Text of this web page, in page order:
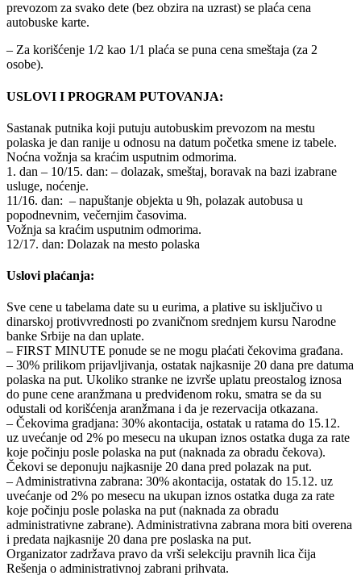
prevozom za svako dete (bez obzira na uzrast) se plaća cena
autobuske karte.
– Za korišćenje 1/2 kao 1/1 plaća se puna cena smeštaja (za 2
osobe).
USLOVI I PROGRAM PUTOVANJA:
Sastanak putnika koji putuju autobuskim prevozom na mestu
polaska je dan ranije u odnosu na datum početka smene iz tabele.
Noćna vožnja sa kraćim usputnim odmorima.
1. dan – 10/15. dan: – dolazak, smeštaj, boravak na bazi izabrane
usluge, noćenje.
11/16. dan: – napuštanje objekta u 9h, polazak autobusa u
popodnevnim, večernjim časovima.
Vožnja sa kraćim usputnim odmorima.
12/17. dan: Dolazak na mesto polaska
Uslovi plaćanja:
Sve cene u tabelama date su u eurima, a plative su isključivo u
dinarskoj protivvrednosti po zvaničnom srednjem kursu Narodne
banke Srbije na dan uplate.
– FIRST MINUTE ponude se ne mogu plaćati čekovima građana.
– 30% prilikom prijavljivanja, ostatak najkasnije 20 dana pre datuma
polaska na put. Ukoliko stranke ne izvrše uplatu preostalog iznosa
do pune cene aranžmana u predviđenom roku, smatra se da su
odustali od korišćenja aranžmana i da je rezervacija otkazana.
– Čekovima gradjana: 30% akontacija, ostatak u ratama do 15.12.
uz uvećanje od 2% po mesecu na ukupan iznos ostatka duga za rate
koje počinju posle polaska na put (naknada za obradu čekova).
Čekovi se deponuju najkasnije 20 dana pred polazak na put.
– Administrativna zabrana: 30% akontacija, ostatak do 15.12. uz
uvećanje od 2% po mesecu na ukupan iznos ostatka duga za rate
koje počinju posle polaska na put (naknada za obradu
administrativne zabrane). Administrativna zabrana mora biti overena
i predata najkasnije 20 dana pre poslaska na put.
Organizator zadržava pravo da vrši selekciju pravnih lica čija
Rešenja o administrativnoj zabrani prihvata.